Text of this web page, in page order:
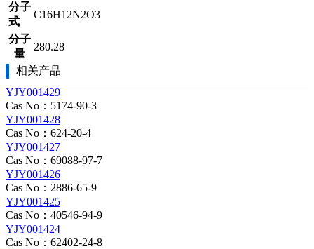
分子
式
C16H12N2O3
分子
量
280.28
相关产品
YJY001429
Cas No：5174-90-3
YJY001428
Cas No：624-20-4
YJY001427
Cas No：69088-97-7
YJY001426
Cas No：2886-65-9
YJY001425
Cas No：40546-94-9
YJY001424
Cas No：62402-24-8